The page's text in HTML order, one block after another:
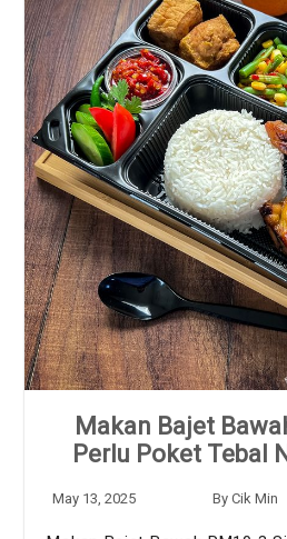
Makan Bajet
Perlu Poket Tebal
May 13, 2025 By Cik Min